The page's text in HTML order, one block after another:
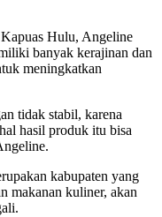
Hulu, Angeline
banyak kerajinan dan
meningkatkan
tidak stabil, karena
hasil produk itu bisa
kabupaten yang
makanan kuliner, akan